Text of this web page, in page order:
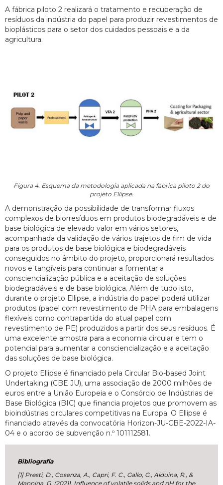
A fábrica piloto 2 realizará o tratamento e recuperação de
resíduos da indústria do papel para produzir revestimentos de
bioplásticos para o setor dos cuidados pessoais e a da
agricultura.
Figura 4. Esquema da metodologia aplicada na fábrica piloto 2 do
projeto Ellipse.
A demonstração da possibilidade de transformar fluxos
complexos de biorresíduos em produtos biodegradáveis e de
base biológica de elevado valor em vários setores,
acompanhada da validação de vários trajetos de fim de vida
para os produtos de base biológica e biodegradáveis
conseguidos no âmbito do projeto, proporcionará resultados
novos e tangíveis para continuar a fomentar a
consciencialização pública e a aceitação de soluções
biodegradáveis e de base biológica. Além de tudo isto,
durante o projeto Ellipse, a indústria do papel poderá utilizar
produtos (papel com revestimento de PHA para embalagens
flexíveis como contrapartida do atual papel com
revestimento de PE) produzidos a partir dos seus resíduos. É
uma excelente amostra para a economia circular e tem o
potencial para aumentar a consciencialização e a aceitação
das soluções de base biológica.
O projeto Ellipse é financiado pela Circular Bio-based Joint
Undertaking (CBE JU), uma associação de 2000 milhões de
euros entre a União Europeia e o Consórcio de Indústrias de
Base Biológica (BIC) que financia projetos que promovem as
bioindústrias circulares competitivas na Europa. O Ellipse é
financiado através da convocatória Horizon-JU-CBE-2022-IA-
04 e o acordo de subvenção n.º 101112581.
Bibliografia
[1] Presti, D., Cosenza, A., Capri, F. C., Gallo, G., Alduina, R., &
Mannina, G. (2021). Influence of volatile solids and pH for the